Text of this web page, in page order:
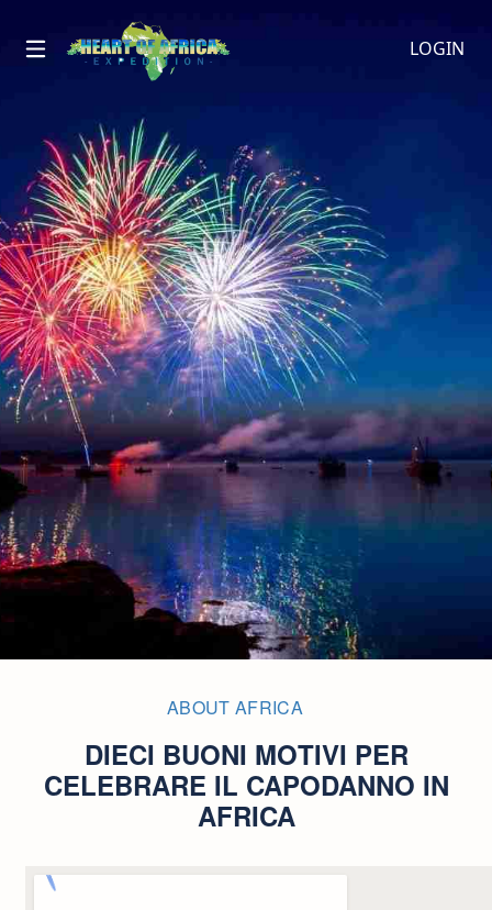
LOGIN
ABOUT AFRICA
DIECI BUONI MOTIVI PER
CELEBRARE IL CAPODANNO IN
AFRICA